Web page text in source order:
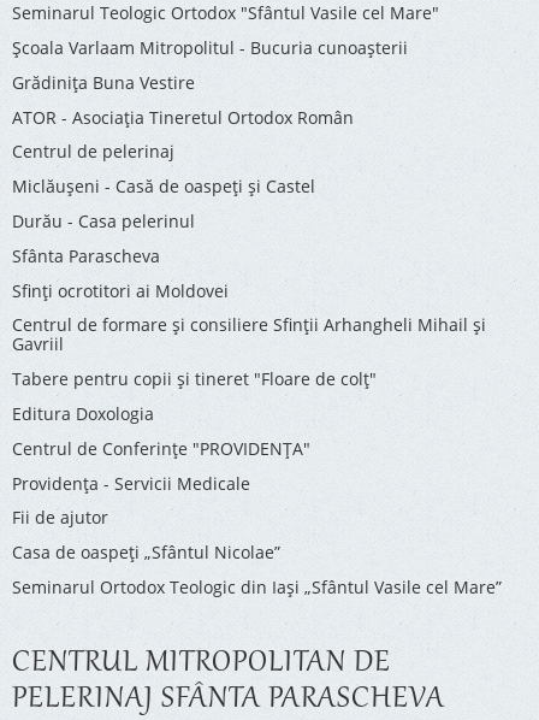
Seminarul Teologic Ortodox "Sfântul Vasile cel Mare"
Şcoala Varlaam Mitropolitul - Bucuria cunoaşterii
Grădinița Buna Vestire
ATOR - Asociaţia Tineretul Ortodox Român
Centrul de pelerinaj
Miclăușeni - Casă de oaspeţi şi Castel
Durău - Casa pelerinul
Sfânta Parascheva
Sfinți ocrotitori ai Moldovei
Centrul de formare și consiliere Sfinții Arhangheli Mihail și
Gavriil
Tabere pentru copii şi tineret "Floare de colţ"
Editura Doxologia
Centrul de Conferinţe "PROVIDENŢA"
Providenţa - Servicii Medicale
Fii de ajutor
Casa de oaspeți „Sfântul Nicolae”
Seminarul Ortodox Teologic din Iași „Sfântul Vasile cel Mare”
CENTRUL MITROPOLITAN DE
PELERINAJ SFÂNTA PARASCHEVA